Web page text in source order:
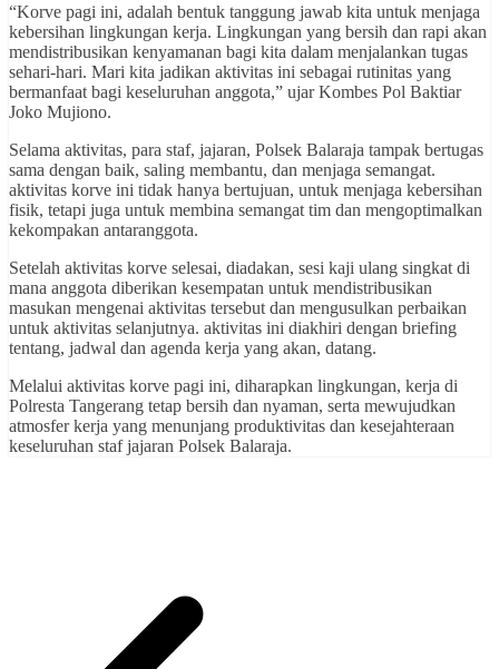
“Korve pagi ini, adalah bentuk tanggung jawab kita untuk menjaga
kebersihan lingkungan kerja. Lingkungan yang bersih dan rapi akan
mendistribusikan kenyamanan bagi kita dalam menjalankan tugas
sehari-hari. Mari kita jadikan aktivitas ini sebagai rutinitas yang
bermanfaat bagi keseluruhan anggota,” ujar Kombes Pol Baktiar
Joko Mujiono.
Selama aktivitas, para staf, jajaran, Polsek Balaraja tampak bertugas
sama dengan baik, saling membantu, dan menjaga semangat.
aktivitas korve ini tidak hanya bertujuan, untuk menjaga kebersihan
fisik, tetapi juga untuk membina semangat tim dan mengoptimalkan
kekompakan antaranggota.
Setelah aktivitas korve selesai, diadakan, sesi kaji ulang singkat di
mana anggota diberikan kesempatan untuk mendistribusikan
masukan mengenai aktivitas tersebut dan mengusulkan perbaikan
untuk aktivitas selanjutnya. aktivitas ini diakhiri dengan briefing
tentang, jadwal dan agenda kerja yang akan, datang.
Melalui aktivitas korve pagi ini, diharapkan lingkungan, kerja di
Polresta Tangerang tetap bersih dan nyaman, serta mewujudkan
atmosfer kerja yang menunjang produktivitas dan kesejahteraan
keseluruhan staf jajaran Polsek Balaraja.